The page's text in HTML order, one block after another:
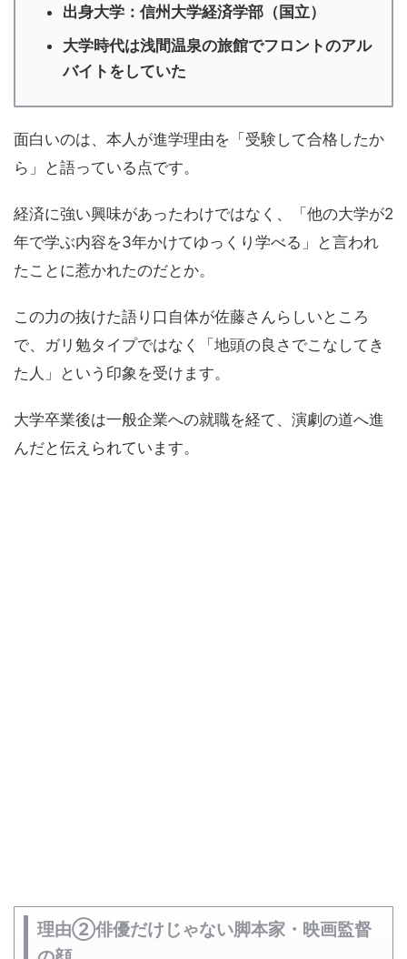
出身大学：信州大学経済学部（国立）
大学時代は浅間温泉の旅館でフロントのアル
バイトをしていた
面白いのは、本人が進学理由を「受験して合格したか
ら」と語っている点です。
経済に強い興味があったわけではなく、「他の大学が2
年で学ぶ内容を3年かけてゆっくり学べる」と言われ
たことに惹かれたのだとか。
この力の抜けた語り口自体が佐藤さんらしいところ
で、ガリ勉タイプではなく「地頭の良さでこなしてき
た人」という印象を受けます。
大学卒業後は一般企業への就職を経て、演劇の道へ進
んだと伝えられています。
理由②俳優だけじゃない脚本家・映画監督